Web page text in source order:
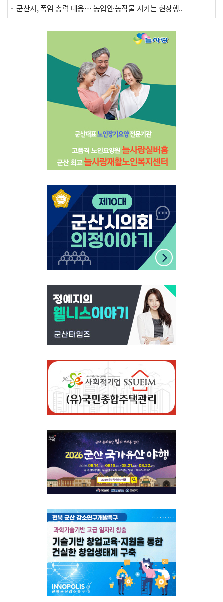
군산시, 폭염 총력 대응… 농업인·농작물 지키는 현장행..